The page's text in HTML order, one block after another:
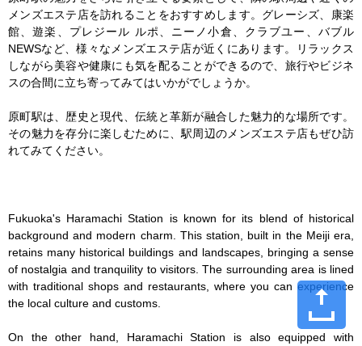
メンズエステ店を訪れることをおすすめします。グレーシズ、康楽
館、遊楽、プレジール ルポ、ニーノ小倉、クラブユー、バブル
NEWSなど、様々なメンズエステ店が近くにあります。リラックス
しながら美容や健康にも気を配ることができるので、旅行やビジネ
スの合間に立ち寄ってみてはいかがでしょうか。
原町駅は、歴史と現代、伝統と革新が融合した魅力的な場所です。
その魅力を存分に楽しむために、駅周辺のメンズエステ店もぜひ訪
れてみてください。
Fukuoka's Haramachi Station is known for its blend of historical
background and modern charm. This station, built in the Meiji era,
retains many historical buildings and landscapes, bringing a sense
of nostalgia and tranquility to visitors. The surrounding area is lined
with traditional shops and restaurants, where you can experience
the local culture and customs.
On the other hand, Haramachi Station is also equipped with